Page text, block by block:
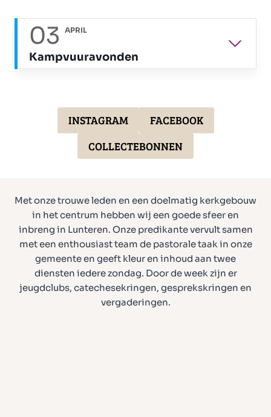
03 APRIL
Kampvuuravonden
INSTAGRAM
FACEBOOK
COLLECTEBONNEN
Met onze trouwe leden en een doelmatig kerkgebouw
in het centrum hebben wij een goede sfeer en
inbreng in Lunteren. Onze predikante vervult samen
met een enthousiast team de pastorale taak in onze
gemeente en geeft kleur en inhoud aan twee
diensten iedere zondag. Door de week zijn er
jeugdclubs, catechesekringen, gesprekskringen en
vergaderingen.